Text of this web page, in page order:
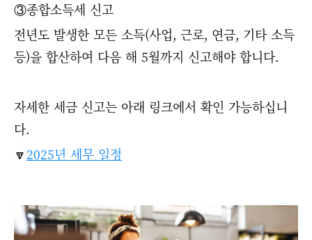
③종합소득세 신고
전년도 발생한 모든 소득(사업, 근로, 연금, 기타 소득
등)을 합산하여 다음 해 5월까지 신고해야 합니다.
자세한 세금 신고는 아래 링크에서 확인 가능하십니
다.
🔽2025년 세무 일정